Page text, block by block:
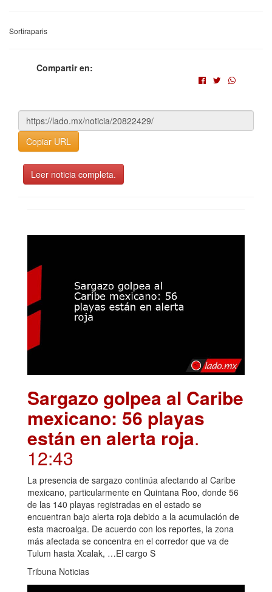
Sortiraparis
Compartir en:
Copiar URL
Leer noticia completa.
Sargazo golpea al Caribe
mexicano: 56 playas
están en alerta roja.
12:43
La presencia de sargazo continúa afectando al Caribe
mexicano, particularmente en Quintana Roo, donde 56
de las 140 playas registradas en el estado se
encuentran bajo alerta roja debido a la acumulación de
esta macroalga. De acuerdo con los reportes, la zona
más afectada se concentra en el corredor que va de
Tulum hasta Xcalak, …El cargo S
Tribuna Noticias